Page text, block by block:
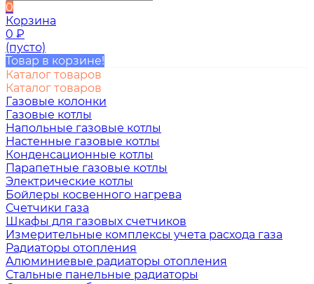
0
Корзина
0 ₽
(пусто)
Товар в корзине!
Каталог товаров
Каталог товаров
Газовые колонки
Газовые котлы
Напольные газовые котлы
Настенные газовые котлы
Конденсационные котлы
Парапетные газовые котлы
Электрические котлы
Бойлеры косвенного нагрева
Счетчики газа
Шкафы для газовых счетчиков
Измерительные комплексы учета расхода газа
Радиаторы отопления
Алюминиевые радиаторы отопления
Стальные панельные радиаторы